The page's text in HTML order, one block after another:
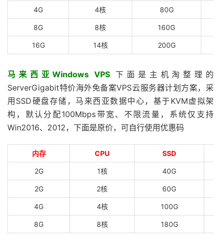
4G 4核 80G
8G 8核 160G
16G 14核 200G
马来西亚Windows VPS下面是主机淘整理的
ServerGigabit特价海外免备案VPS云服务器计划方案，采
用SSD硬盘存储，马来西亚数据中心，基于KVM虚拟架
构，默认分配100Mbps带宽、不限流量，系统仅支持
Win2016、2012，下面是原价，可自行使用优惠码
内存 CPU SSD
2G 1核 40G
2G 2核 60G
4G 4核 100G
8G 8核 180G